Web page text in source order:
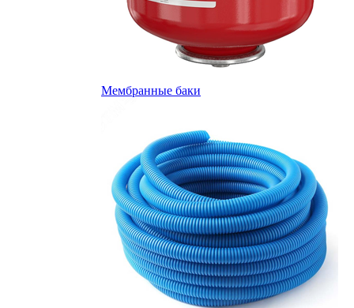
Мембранные баки